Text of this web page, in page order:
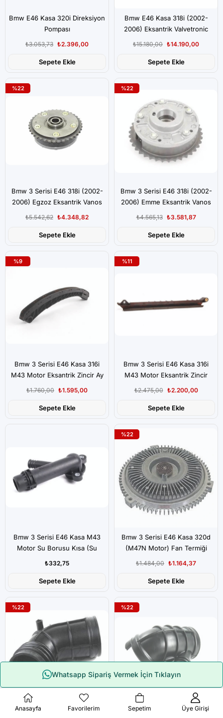
Bmw E46 Kasa 320i Direksiyon
Pompası
₺2.396,00
₺3.053,73
Sepete Ekle
Bmw E46 Kasa 318i (2002-
2006) Eksantrik Valvetronic
₺14.190,00
₺15.180,00
Sepete Ekle
Bmw 3 Serisi E46 318i (2002-
2006) Egzoz Eksantrik Vanos
₺4.348,82
₺5.542,62
Sepete Ekle
%22
Bmw 3 Serisi E46 318i (2002-
2006) Emme Eksantrik Vanos
₺3.581,87
₺4.565,13
Sepete Ekle
%22
Bmw 3 Serisi E46 Kasa 316i
M43 Motor Eksantrik Zincir Ay
₺1.595,00
₺1.760,00
Sepete Ekle
%9
Bmw 3 Serisi E46 Kasa 316i
M43 Motor Eksantrik Zincir
₺2.200,00
₺2.475,00
Sepete Ekle
%11
Bmw 3 Serisi E46 Kasa M43
Motor Su Borusu Kısa (Su
₺332,75
Sepete Ekle
Bmw 3 Serisi E46 Kasa 320d
(M47N Motor) Fan Termiği
₺1.164,37
₺1.484,00
Sepete Ekle
%22
Bmw 3 Serisi E46 Kasa 320i
%22
Bmw 3 Serisi E46 Kasa 320i
%22
Whatsapp Sipariş Vermek İçin Tıklayın
Çerez Kullanımı
Anasayfa Favorilerim Sepetim Üye Girişi